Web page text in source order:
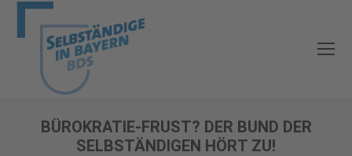
BÜROKRATIE-FRUST? DER BUND DER
SELBSTÄNDIGEN HÖRT ZU!